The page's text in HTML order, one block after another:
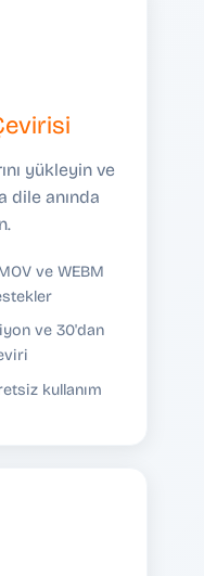
yükleyin ve
dile anında
ve WEBM
ve 30'dan
kullanım